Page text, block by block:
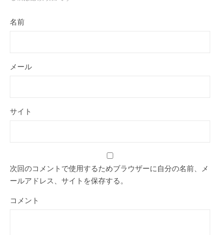
名前
メール
サイト
次回のコメントで使用するためブラウザーに自分の名前、メ
ールアドレス、サイトを保存する。
コメント